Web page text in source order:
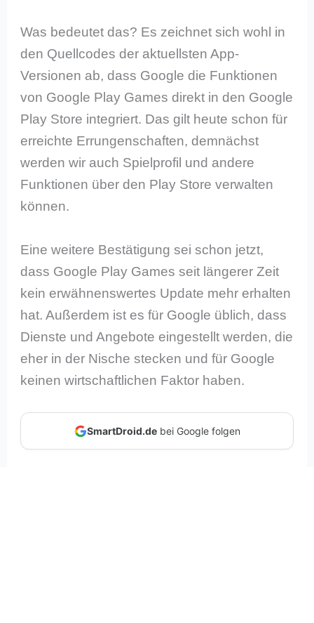
Was bedeutet das? Es zeichnet sich wohl in
den Quellcodes der aktuellsten App-
Versionen ab, dass Google die Funktionen
von Google Play Games direkt in den Google
Play Store integriert. Das gilt heute schon für
erreichte Errungenschaften, demnächst
werden wir auch Spielprofil und andere
Funktionen über den Play Store verwalten
können.
Eine weitere Bestätigung sei schon jetzt,
dass Google Play Games seit längerer Zeit
kein erwähnenswertes Update mehr erhalten
hat. Außerdem ist es für Google üblich, dass
Dienste und Angebote eingestellt werden, die
eher in der Nische stecken und für Google
keinen wirtschaftlichen Faktor haben.
SmartDroid.debei Google folgen